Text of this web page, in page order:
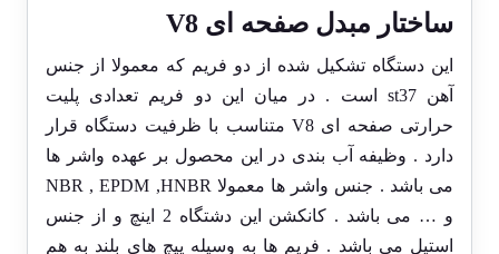
ساختار مبدل صفحه ای V8
این دستگاه تشکیل شده از دو فریم که معمولا از جنس
آهن st37 است . در میان این دو فریم تعدادی پلیت
حرارتی صفحه ای V8 متناسب با ظرفیت دستگاه قرار
دارد . وظیفه آب بندی در این محصول بر عهده واشر ها
می باشد . جنس واشر ها معمولا NBR , EPDM ,HNBR
و … می باشد . کانکشن این دشتگاه 2 اینچ و از جنس
استیل می باشد . فریم ها به وسیله پیچ های بلند به هم